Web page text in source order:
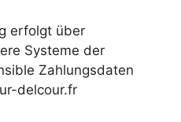
erfolgt über
Systeme der
Zahlungsdaten
delcour.fr